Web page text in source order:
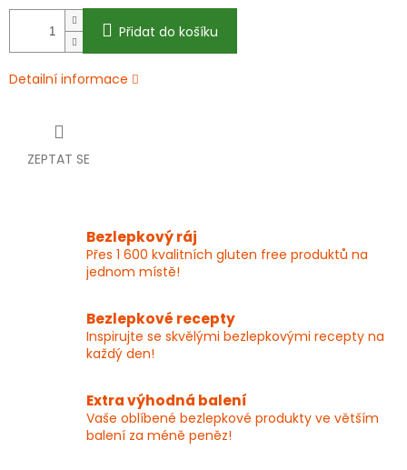
Přidat do košíku
Detailní informace
ZEPTAT SE
Bezlepkový ráj
Přes 1 600 kvalitních gluten free produktů na
jednom místě!
Bezlepkové recepty
Inspirujte se skvělými bezlepkovými recepty na
každý den!
Extra výhodná balení
Vaše oblíbené bezlepkové produkty ve větším
balení za méně peněz!